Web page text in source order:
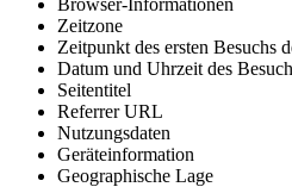
Zeitzone
Zeitpunkt des ersten Besuchs
Datum und Uhrzeit des
Seitentitel
Referrer URL
Nutzungsdaten
Geräteinformation
Geographische Lage